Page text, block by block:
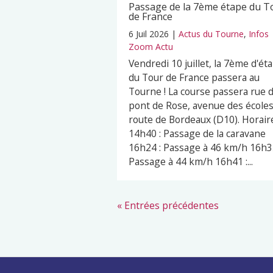
Passage de la 7ème étape du
de France
6 Juil 2026 | Actus du Tourne, Infos
Zoom Actu
Vendredi 10 juillet, la 7ème
du Tour de France passera au
Tourne ! La course passera rue
pont de Rose, avenue des
route de Bordeaux (D10).
14h40 : Passage de la caravane
16h24 : Passage à 46 km/h
Passage à 44 km/h 16h41 :...
« Entrées précédentes